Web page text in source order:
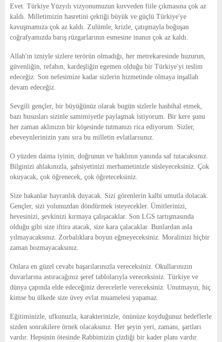
Evet. Türkiye Yüzyılı vizyonumuzun kuvveden fiile çıkmasına çok az
kaldı. Milletimizin hasretini çektiği büyük ve güçlü Türkiye'ye
kavuşmamıza çok az kaldı. Zulümle, krizle, çatışmayla boğuşan
coğrafyamızda barış rüzgarlarının esmesine inanın çok az kaldı.
Allah'ın izniyle sizlere terörün olmadığı, her metrekaresinde huzurun,
güvenliğin, refahın, kardeşliğin egemen olduğu bir Türkiye'yi teslim
edeceğiz. Son nefesimize kadar sizlerin hizmetinde olmaya inşallah
devam edeceğiz.
Sevgili gençler, bir büyüğünüz olarak bugün sizlerle hasbihal etmek,
bazı hususları sizinle samimiyetle paylaşmak istiyorum. Bir kere şunu
her zaman aklınızın bir köşesinde tutmanızı rica ediyorum. Sizler,
ebeveynlerinizin yanı sıra bu milletin evlatlarısınız.
O yüzden daima iyinin, doğrunun ve haklının yanında saf tutacaksınız.
Bilginizi ahlakınızla, şahsiyetinizi merhametinizle süsleyeceksiniz. Çok
okuyacak, çok öğrenecek, çok öğreteceksiniz.
Size bakanlar hayranlık duyacak. Sizi görenlerin kalbi umutla dolacak.
Gençler, sizi yolunuzdan döndürmek isteyecekler. Ümitlerinizi,
hevesinizi, şevkinizi kırmaya çalışacaklar. Son LGS tartışmasında
olduğu gibi size iftira atacak, size kara çalacaklar. Bunlardan asla
yılmayacaksınız. Zorbalıklara boyun eğmeyeceksiniz. Moralinizi hiçbir
zaman bozmayacaksınız.
Onlara en güzel cevabı başarılarınızla vereceksiniz. Okullarınızın
duvarlarına astıracağınız şeref tablolarıyla vereceksiniz. Türkiye ve
dünya çapında elde edeceğiniz derecelerle vereceksiniz. Unutmayın, hiç
kimse bu ülkede size üvey evlat muamelesi yapamaz.
Eğitiminizle, ufkunuzla, karakterinizle, önünüze koyduğunuz hedeflerle
sizden sonrakilere örnek olacaksınız. Her şeyin yeri, zamanı, şartları
vardır. Hepsinin ötesinde Rabbimizin çizdiği bir kader planı vardır.